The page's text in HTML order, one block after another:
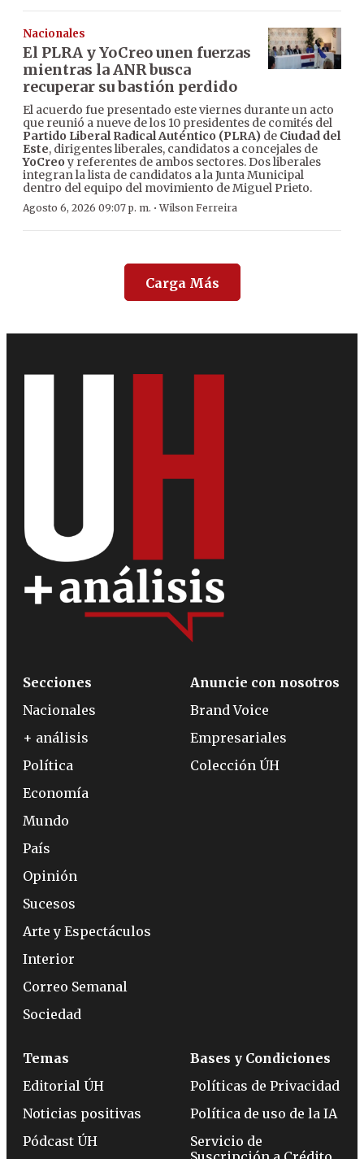
Nacionales
El PLRA y YoCreo unen fuerzas
mientras la ANR busca
recuperar su bastión perdido
El acuerdo fue presentado este viernes durante un acto
que reunió a nueve de los 10 presidentes de comités del
Partido Liberal Radical Auténtico (PLRA) de Ciudad del
Este, dirigentes liberales, candidatos a concejales de
YoCreo y referentes de ambos sectores. Dos liberales
integran la lista de candidatos a la Junta Municipal
dentro del equipo del movimiento de Miguel Prieto.
Agosto 6, 2026 09:07 p. m. ·Wilson Ferreira
Carga Más
Secciones
Nacionales
+ análisis
Política
Economía
Mundo
País
Opinión
Sucesos
Arte y Espectáculos
Interior
Correo Semanal
Sociedad
Anuncie con nosotros
Brand Voice
Empresariales
Colección ÚH
Temas
Editorial ÚH
Noticias positivas
Pódcast ÚH
Bases y Condiciones
Políticas de Privacidad
Política de uso de la IA
Servicio de